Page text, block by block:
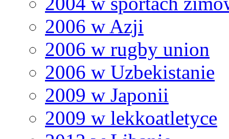
2006 w Azji
2006 w rugby union
2006 w Uzbekistanie
2009 w Japonii
2009 w lekkoatletyce